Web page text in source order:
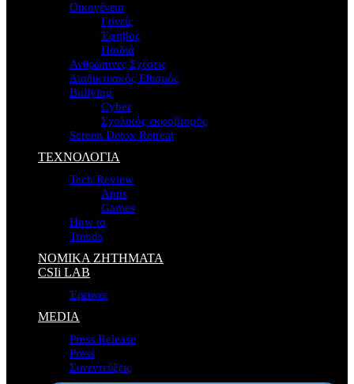
Οικογένεια
Γονείς
Έφηβος
Παιδιά
Ανθρώπινες Σχέσεις
Διαδικτυακός Εθισμός
Bullying
Cyber
Σχολικός εκφοβισμός
Screen Detox Retreat
ΤΕΧΝΟΛΟΓΙΑ
Tech Review
Apps
Games
How to
Trends
ΝΟΜΙΚΑ ΖΗΤΗΜΑΤΑ
CSIi LAB
Έρευνες
MEDIA
Press Release
Press
Συνεντεύξεις